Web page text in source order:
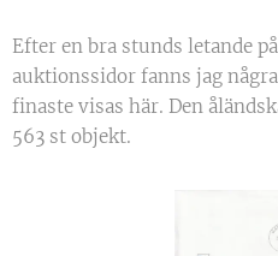
Efter en bra stunds letande
auktionssidor fanns jag
finaste visas här. Den
563 st objekt.